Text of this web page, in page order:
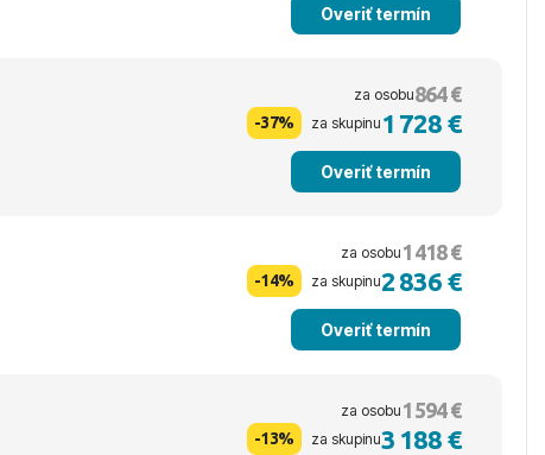
Overiť termín
za osobu864 €
-37% za skupinu 1 728 €
Overiť termín
za osobu 1 418 €
-14% za skupinu2 836 €
Overiť termín
za osobu 1 594 €
-13% za skupinu3 188 €